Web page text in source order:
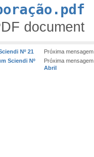
document
Nº 21
Próxima
Sciendi Nº
Próxima
Abril